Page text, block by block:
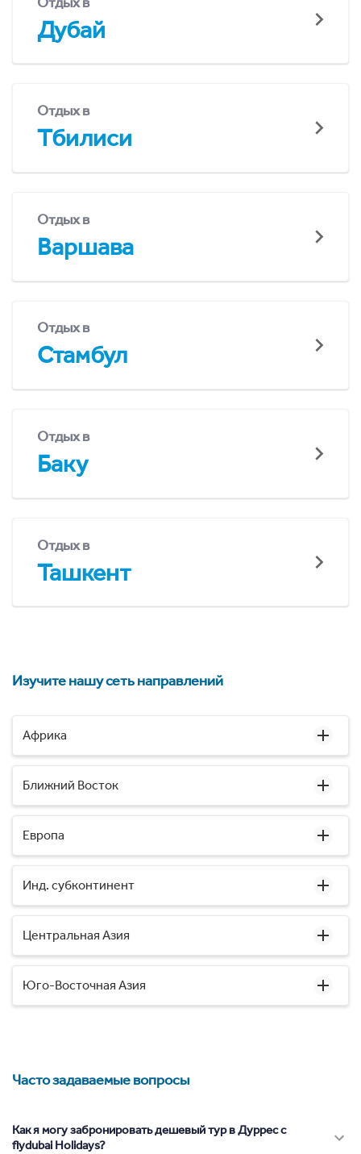
Дубай
Отдых в
Тбилиси
Отдых в
Варшава
Отдых в
Стамбул
Отдых в
Баку
Отдых в
Ташкент
Изучите нашу сеть направлений
Африка
Ближний Восток
Европа
Инд. субконтинент
Центральная Азия
Юго-Восточная Азия
Часто задаваемые вопросы
Как я могу забронировать дешевый тур в Дуррес с
flydubai Holidays?